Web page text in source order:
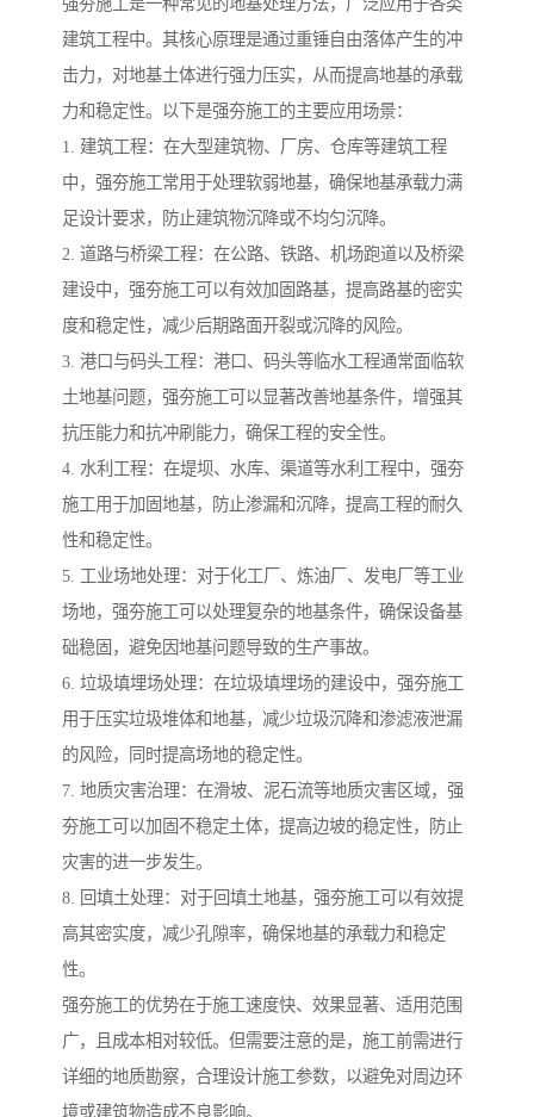
强夯施工是一种常见的地基处理方法，广泛应用于各类
建筑工程中。其核心原理是通过重锤自由落体产生的冲
击力，对地基土体进行强力压实，从而提高地基的承载
力和稳定性。以下是强夯施工的主要应用场景：
1. 建筑工程：在大型建筑物、厂房、仓库等建筑工程
中，强夯施工常用于处理软弱地基，确保地基承载力满
足设计要求，防止建筑物沉降或不均匀沉降。
2. 道路与桥梁工程：在公路、铁路、机场跑道以及桥梁
建设中，强夯施工可以有效加固路基，提高路基的密实
度和稳定性，减少后期路面开裂或沉降的风险。
3. 港口与码头工程：港口、码头等临水工程通常面临软
土地基问题，强夯施工可以显著改善地基条件，增强其
抗压能力和抗冲刷能力，确保工程的安全性。
4. 水利工程：在堤坝、水库、渠道等水利工程中，强夯
施工用于加固地基，防止渗漏和沉降，提高工程的耐久
性和稳定性。
5. 工业场地处理：对于化工厂、炼油厂、发电厂等工业
场地，强夯施工可以处理复杂的地基条件，确保设备基
础稳固，避免因地基问题导致的生产事故。
6. 垃圾填埋场处理：在垃圾填埋场的建设中，强夯施工
用于压实垃圾堆体和地基，减少垃圾沉降和渗滤液泄漏
的风险，同时提高场地的稳定性。
7. 地质灾害治理：在滑坡、泥石流等地质灾害区域，强
夯施工可以加固不稳定土体，提高边坡的稳定性，防止
灾害的进一步发生。
8. 回填土处理：对于回填土地基，强夯施工可以有效提
高其密实度，减少孔隙率，确保地基的承载力和稳定
性。
强夯施工的优势在于施工速度快、效果显著、适用范围
广，且成本相对较低。但需要注意的是，施工前需进行
详细的地质勘察，合理设计施工参数，以避免对周边环
境或建筑物造成不良影响。